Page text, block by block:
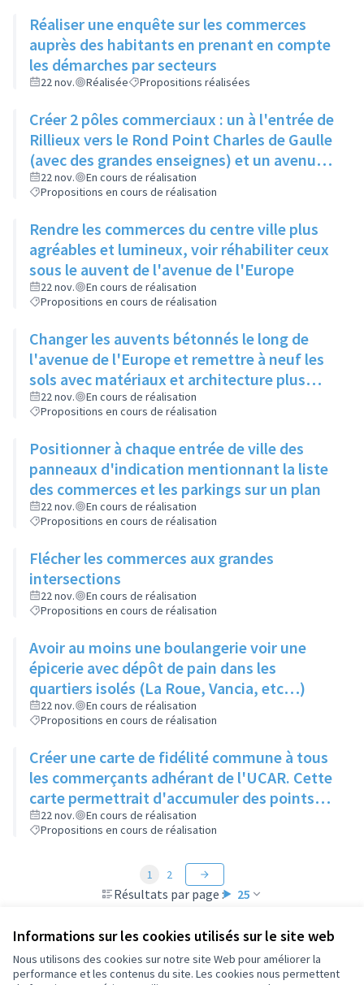
Informations sur les cookies utilisés sur le site web
Nous utilisons des cookies sur notre site Web pour améliorer la
performance et les contenus du site. Les cookies nous permettent
Réaliser une enquête sur les commerces
auprès des habitants en prenant en compte
les démarches par secteurs
22 nov. Réalisée Propositions réalisées
Créer 2 pôles commerciaux : un à l'entrée de
Rillieux vers le Rond Point Charles de Gaulle
(avec des grandes enseignes) et un avenue
de l'Europe (avec commerces spécifiques).
Entre les 2, créer un cheminement agréable
avec une signalétique forte.
22 nov.
En cours de réalisation
Propositions en cours de réalisation
Rendre les commerces du centre ville plus
agréables et lumineux, voir réhabiliter ceux
sous le auvent de l'avenue de l'Europe
22 nov.
En cours de réalisation
Propositions en cours de réalisation
Changer les auvents bétonnés le long de
l'avenue de l'Europe et remettre à neuf les
sols avec matériaux et architecture plus
attractifs
22 nov.
En cours de réalisation
Propositions en cours de réalisation
Positionner à chaque entrée de ville des
panneaux d'indication mentionnant la liste
des commerces et les parkings sur un plan
22 nov.
En cours de réalisation
Propositions en cours de réalisation
Flécher les commerces aux grandes
intersections
22 nov.
En cours de réalisation
Propositions en cours de réalisation
Avoir au moins une boulangerie voir une
épicerie avec dépôt de pain dans les
quartiers isolés (La Roue, Vancia, etc…)
22 nov.
En cours de réalisation
Propositions en cours de réalisation
Créer une carte de fidélité commune à tous
les commerçants adhérant de l'UCAR. Cette
carte permettrait d'accumuler des points
qui se concrétiseraient par un chèque virtuel
utilisable dans n'importe lequel de ces
22 nov.
En cours de réalisation
Propositions en cours de réalisation
Résultats par page : 25
1 2
Conditions d'utilisation